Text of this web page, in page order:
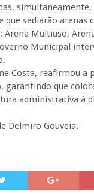
que sediarão arenas
Multiuso,
Municipal
Costa, reafirmou a
garantindo que
administrativa à
Delmiro Gouveia.